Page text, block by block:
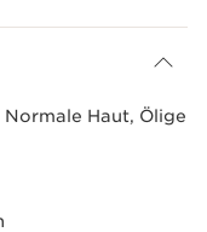
Normale Haut, Ölige